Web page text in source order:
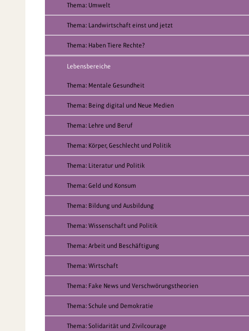
Thema: Umwelt
Thema: Landwirtschaft einst und jetzt
Thema: Haben Tiere Rechte?
Lebensbereiche
Thema: Mentale Gesundheit
Thema: Being digital und Neue Medien
Thema: Lehre und Beruf
Thema: Körper, Geschlecht und Politik
Thema: Literatur und Politik
Thema: Geld und Konsum
Thema: Bildung und Ausbildung
Thema: Wissenschaft und Politik
Thema: Arbeit und Beschäftigung
Thema: Wirtschaft
Thema: Fake News und Verschwörungstheorien
Thema: Schule und Demokratie
Thema: Solidarität und Zivilcourage